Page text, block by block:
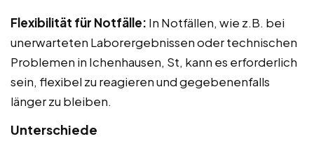
Flexibilität für Notfälle: In Notfällen, wie z.B. bei
unerwarteten Laborergebnissen oder technischen
Problemen in Ichenhausen, St, kann es erforderlich
sein, flexibel zu reagieren und gegebenenfalls
länger zu bleiben.
Unterschiede